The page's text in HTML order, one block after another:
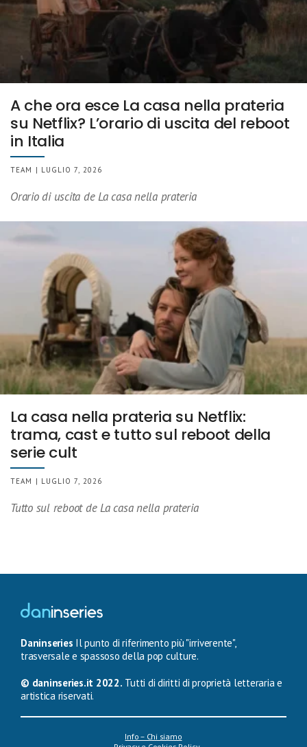
A che ora esce La casa nella prateria
su Netflix? L’orario di uscita del reboot
in Italia
TEAM | LUGLIO 7, 2026
Orario di uscita de La casa nella prateria
La casa nella prateria su Netflix:
trama, cast e tutto sul reboot della
serie cult
TEAM | LUGLIO 7, 2026
Tutto sul reboot de La casa nella prateria
Daninseries Il punto di riferimento più "irriverente",
trasversale e spassoso della pop culture.
© daninseries.it 2022. Tutti di diritti di proprietà letteraria e
artistica riservati.
Info – Chi siamo